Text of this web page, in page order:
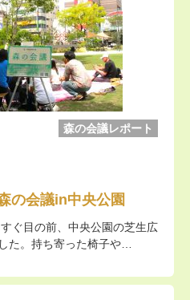
森の会議レポート
の会議in中央公園
目の前、中央公園の芝生広
た。持ち寄った椅子や…